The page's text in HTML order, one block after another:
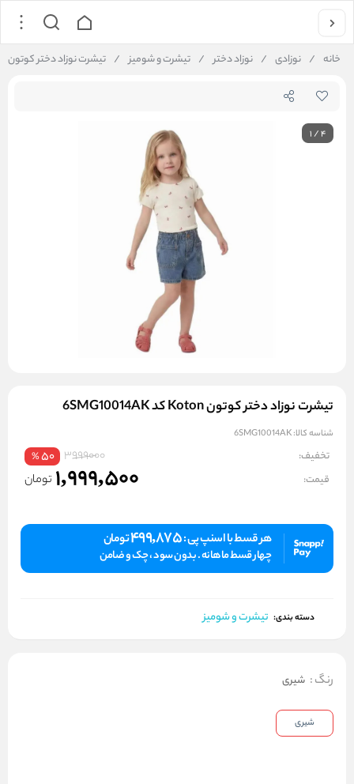
خانه / نوزادی / نوزاد دختر / تیشرت و شومیز / تیشرت نوزاد دختر کوتون Koton کد 6SMG10014AK
1/4
تیشرت نوزاد دختر کوتون Koton کد 6SMG10014AK
شناسه کالا:6SMG10014AK
تخفیف: 3999000
50
%
قیمت: 1,999,500 تومان
هر قسط با اسنپ پی :499,875تومان
چهار قسط ماهانه . بدون سود ، چک و ضامن
دسته بندی: تیشرت و شومیز
رنگ: شیری
شیری